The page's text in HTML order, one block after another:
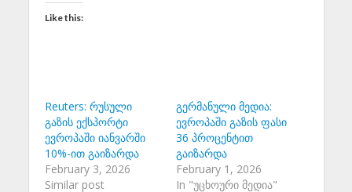
Like this:
Reuters: რუსული
გაზის ექსპორტი
ევროპაში იანვარში
10%-ით გაიზარდა
February 3, 2026
Similar post
გერმანული მედია:
ევროპაში გაზის ფასი
36 პროცენტით
გაიზარდა
February 1, 2026
In "უცხოური მედია"